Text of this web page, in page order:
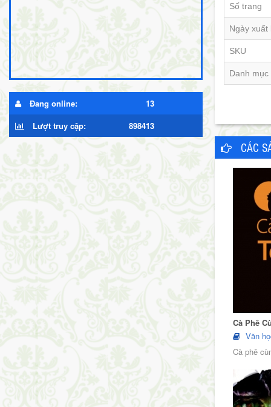
Đang online:
13
Lượt truy cập:
898413
Số trang
Ngày xuất
SKU
Danh mục
CÁC
Cà Phê
Văn
Cà phê